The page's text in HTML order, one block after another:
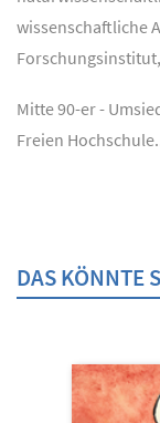
wissenschaftliche
Mitte 90-er -
Freien
DAS KÖNNTE